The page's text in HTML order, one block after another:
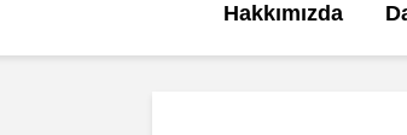
Hakkımızda